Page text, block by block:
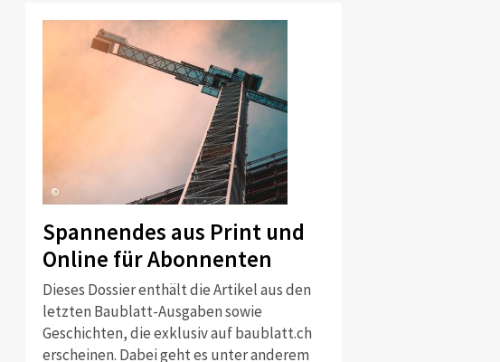
©
Spannendes aus Print und
Online für Abonnenten
Dieses Dossier enthält die Artikel aus den
letzten Baublatt-Ausgaben sowie
Geschichten, die exklusiv auf baublatt.ch
erscheinen. Dabei geht es unter anderem